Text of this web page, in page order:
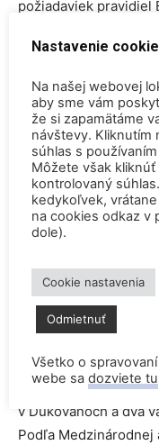
požiadaviek pravidiel
Vláda tiež uviedla,
blokov reaktora sa
výstavbe ďalších
investorský model a
uviedla vláda.
vytvorená nová
ďalších jednotiek,
nevyhnutné
mix
Česká republika má
reaktorových blokov:
v Dukovanoch a dva
Podľa
Nastavenie
Na našej webovej
aby sme vám
že si zapamätáme
návštevy. Kliknutím
súhlas s
Môžete však
kontrolovaný
kedykoľvek,
na cookies odkaz v
dole).
Cookie nastavenia
Odmietnuť
Všetko o
webe sa dozviete tu